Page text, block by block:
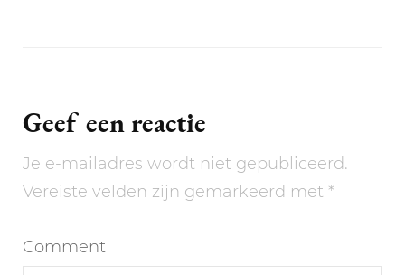
Geef een reactie
Je e-mailadres wordt niet gepubliceerd.
Vereiste velden zijn gemarkeerd met *
Comment